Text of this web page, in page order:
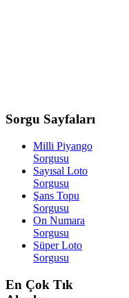
Sorgu Sayfaları
Milli Piyango
Sorgusu
Sayısal Loto
Sorgusu
Şans Topu
Sorgusu
On Numara
Sorgusu
Süper Loto
Sorgusu
En Çok Tık